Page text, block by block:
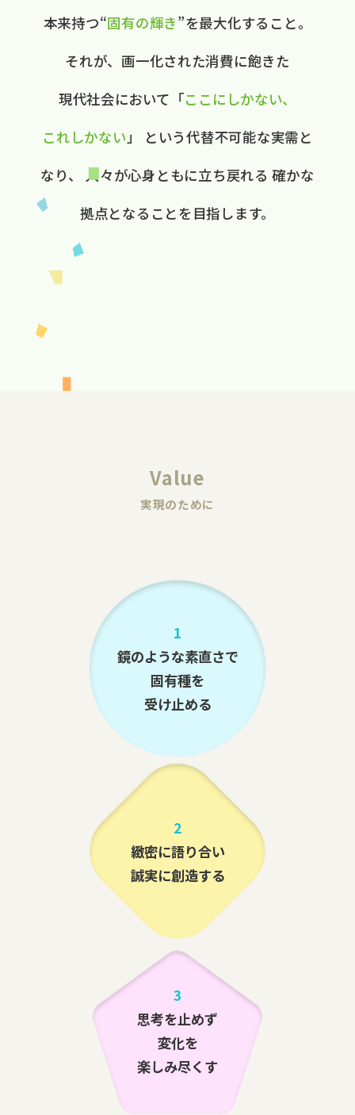
本来持つ“固有の​輝き”を​最大化する​こと。
それが、​画一化された​消費に​飽きた​
現代社会に​おいて ​「ここに​しかない、​
これしかない 」
と​いう​代替不可能な​実需と​
なり、
人々が​心身ともに​立ち戻れる 確かな​
拠点と​なる​ことを​目指します。​
Value
実現のために
1
鏡のような素直さで
固有種を
受け止める
2
緻密に語り合い
誠実に創造する
3
思考を止めず
変化を
楽しみ尽くす